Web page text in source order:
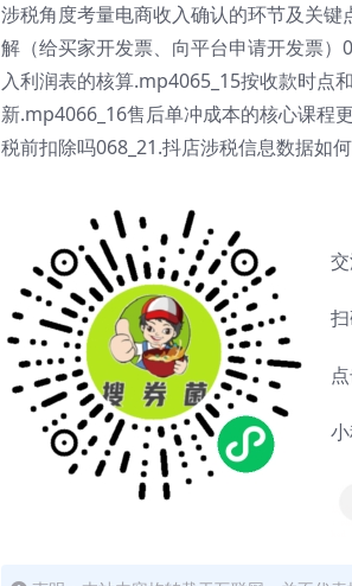
涉税角度考量电商收入确认的环节及关
解（给买家开发票、向平台申请开发票
入利润表的核算.mp4065_15按收款时点
新.mp4066_16售后单冲成本的核心课程
税前扣除吗068_21.抖店涉税信息数据如